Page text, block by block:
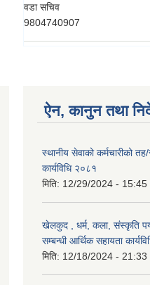
वडा सचिव
9804740907
ऐन, कानुन तथा
स्थानीय सेवाको कर्मचारीको तह/
कार्यविधि २०८१
मिति: 12/29/2024 - 15:45
खेलकुद , धर्म, कला, संस्कृति
सम्बन्धी आर्थिक सहायता
मिति: 12/18/2024 - 21:33